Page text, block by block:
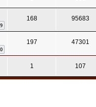
9
168 95683
197 47301
1 107